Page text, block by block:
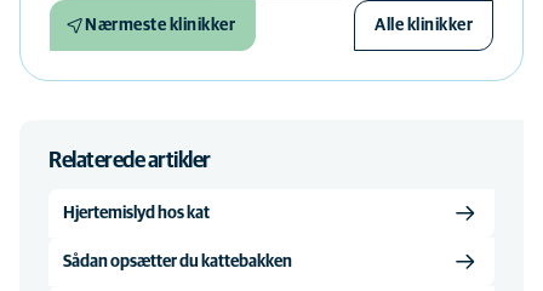
Nærmeste klinikker Alle klinikker
Relaterede artikler
Hjertemislyd hos kat
Sådan opsætter du kattebakken